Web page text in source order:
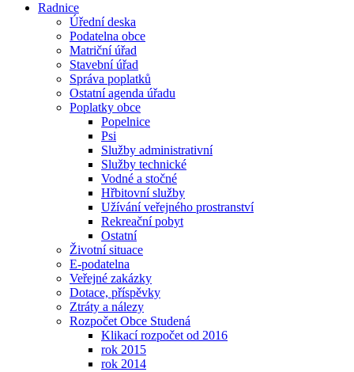
Radnice
Úřední deska
Podatelna obce
Matriční úřad
Stavební úřad
Správa poplatků
Ostatní agenda úřadu
Poplatky obce
Popelnice
Psi
Služby administrativní
Služby technické
Vodné a stočné
Hřbitovní služby
Užívání veřejného prostranství
Rekreační pobyt
Ostatní
Životní situace
E-podatelna
Veřejné zakázky
Dotace, příspěvky
Ztráty a nálezy
Rozpočet Obce Studená
Klikací rozpočet od 2016
rok 2015
rok 2014